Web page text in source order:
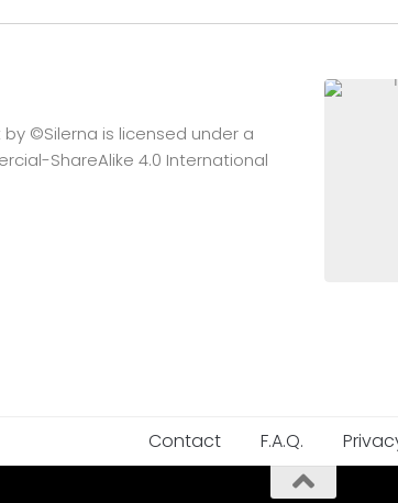
by ©Silerna is licensed under a
ShareAlike 4.0 International
Contact F.A.Q.